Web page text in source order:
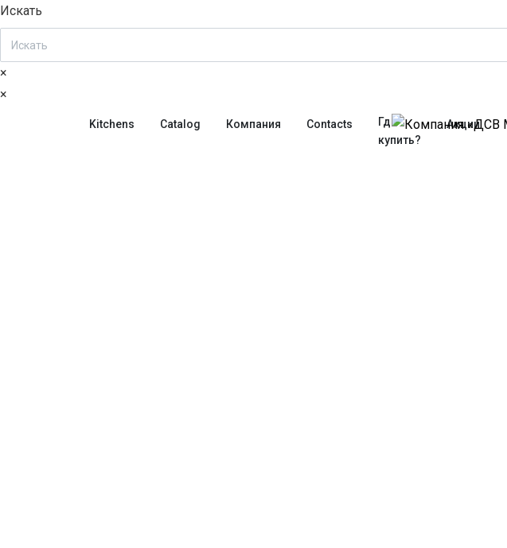
Искать
×
×
Kitchens Catalog Компания Contacts
Где
купить?
Акции